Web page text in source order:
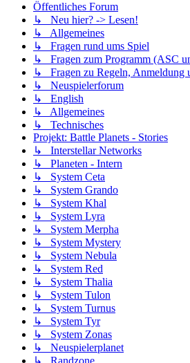
Öffentliches Forum
↳ Neu hier? -> Lesen!
↳ Allgemeines
↳ Fragen rund ums Spiel
↳ Fragen zum Programm (ASC
↳ Fragen zu Regeln, Anmeldung
↳ Neuspielerforum
↳ English
↳ Allgemeines
↳ Technisches
Projekt: Battle Planets - Stories
↳ Interstellar Networks
↳ Planeten - Intern
↳ System Ceta
↳ System Grando
↳ System Khal
↳ System Lyra
↳ System Merpha
↳ System Mystery
↳ System Nebula
↳ System Red
↳ System Thalia
↳ System Tulon
↳ System Turnus
↳ System Tyr
↳ System Zonas
↳ Neuspielerplanet